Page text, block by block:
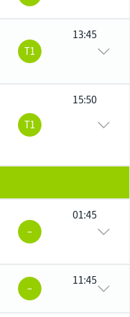
T1
13:45
T1
15:50
-
01:45
-
11:45